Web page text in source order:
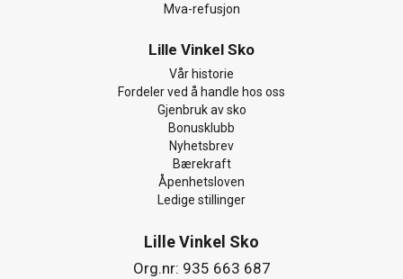
Mva-refusjon
Lille Vinkel Sko
Vår historie
Fordeler ved å handle hos oss
Gjenbruk av sko
Bonusklubb
Nyhetsbrev
Bærekraft
Åpenhetsloven
Ledige stillinger
Lille Vinkel Sko
Org.nr: 935 663 687